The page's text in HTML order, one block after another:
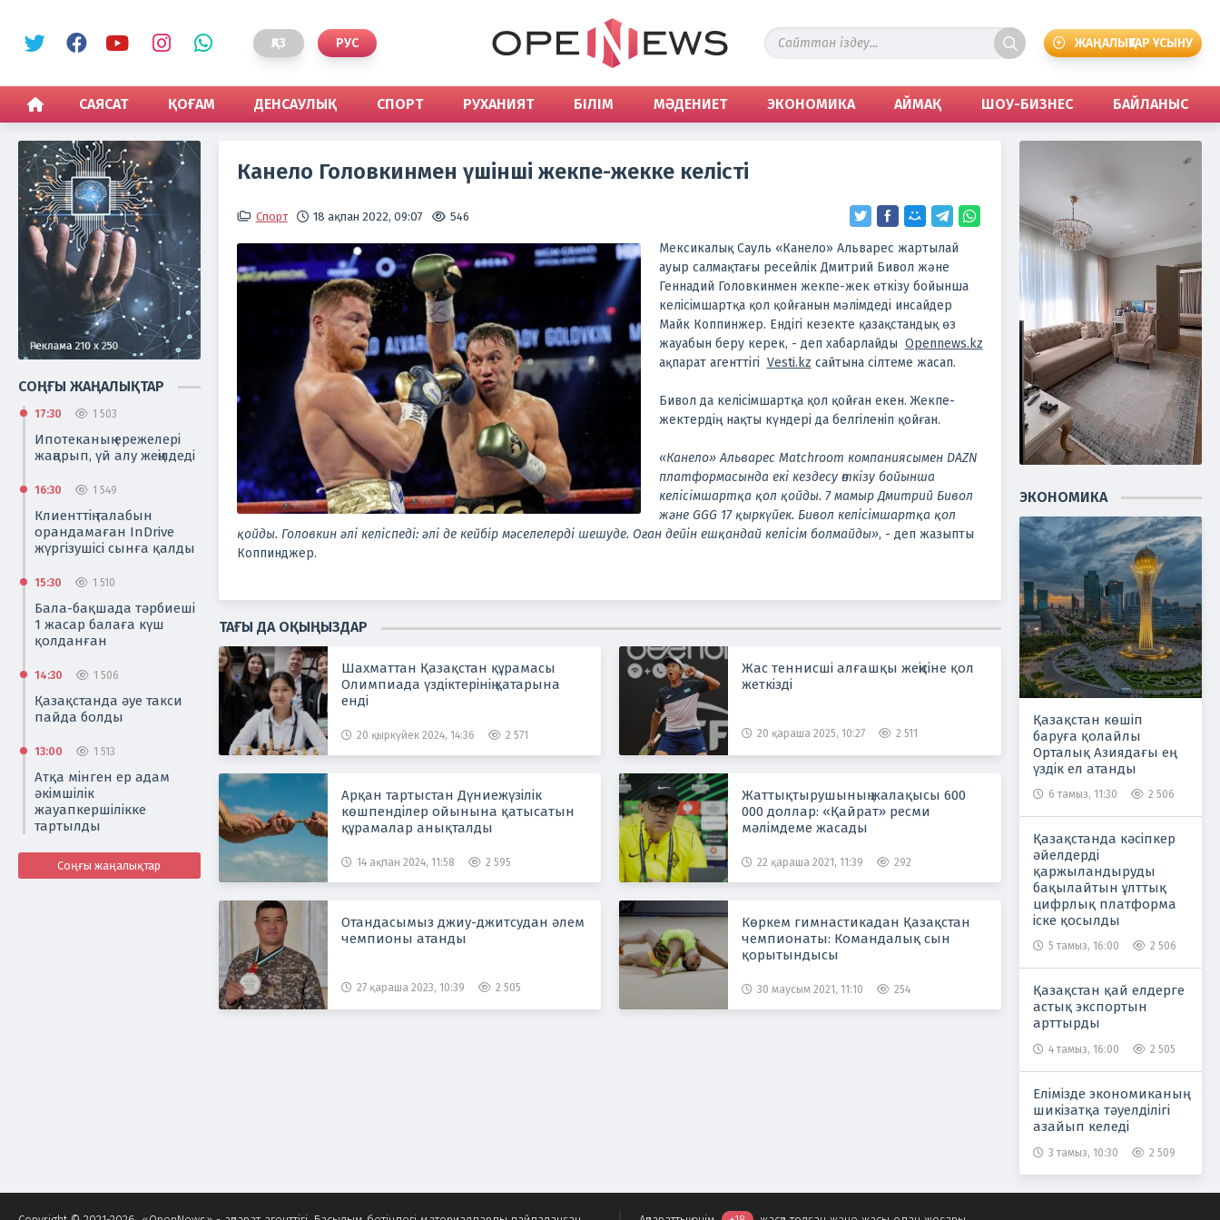
ҚАЗ РУС ЖАҢАЛЫҚТАР ҰСЫНУ
САЯСАТ ҚОҒАМ ДЕНСАУЛЫҚ СПОРТ РУХАНИЯТ БІЛІМ МӘДЕНИЕТ ЭКОНОМИКА АЙМАҚ ШОУ-БИЗНЕС БАЙЛАНЫС
СОҢҒЫ ЖАҢАЛЫҚТАР
17:30 1 503
Ипотеканың ережелері
жаңарып, үй алу жеңілдеді
16:30 1 549
Клиенттің талабын
орандамаған InDrive
жүргізушісі сынға қалды
15:30 1 510
Бала-бақшада тәрбиеші
1 жасар балаға күш
қолданған
14:30 1 506
Қазақстанда әуе такси
пайда болды
13:00 1 513
Атқа мінген ер адам
әкімшілік
жауапкершілікке
тартылды
Соңғы жаңалықтар
Канело Головкинмен үшінші жекпе-жекке келісті
Спорт 18 ақпан 2022, 09:07 546
Мексикалық Сауль «Канело» Альварес жартылай
ауыр салмақтағы ресейлік Дмитрий Бивол және
Геннадий Головкинмен жекпе-жек өткізу бойынша
келісімшартқа қол қойғанын мәлімдеді инсайдер
Майк Коппинжер. Ендігі кезекте қазақстандық өз
жауабын беру керек, - деп хабарлайды Opennews.kz
ақпарат агенттігі Vesti.kz сайтына сілтеме жасап.
Бивол да келісімшартқа қол қойған екен. Жекпе-
жектердің нақты күндері да белгіленіп қойған.
«Канело» Альварес Matchroom компаниясымен DAZN
платформасында екі кездесу өткізу бойынша
келісімшартқа қол қойды. 7 мамыр Дмитрий Бивол
және GGG 17 қыркүйек. Бивол келісімшартқа қол
қойды. Головкин әлі келіспеді: әлі де кейбір мәселелерді шешуде. Оған дейін ешқандай келісім болмайды», - деп жазыпты
Коппинджер.
ТАҒЫ ДА ОҚЫҢЫЗДАР
Шахматтан Қазақстан құрамасы
Олимпиада үздіктерінің қатарына
енді
20 қыркүйек 2024, 14:36 2 571
Жас теннисші алғашқы жеңісіне қол
жеткізді
20 қараша 2025, 10:27 2 511
Арқан тартыстан Дүниежүзілік
көшпенділер ойынына қатысатын
құрамалар анықталды
14 ақпан 2024, 11:58 2 595
Жаттықтырушының жалақысы 600
000 доллар: «Қайрат» ресми
мәлімдеме жасады
22 қараша 2021, 11:39 292
Отандасымыз джиу-джитсудан әлем
чемпионы атанды
27 қараша 2023, 10:39 2 505
Көркем гимнастикадан Қазақстан
чемпионаты: Командалық сын
қорытындысы
30 маусым 2021, 11:10 254
ЭКОНОМИКА
Қазақстан көшіп
баруға қолайлы
Орталық Азиядағы ең
үздік ел атанды
6 тамыз, 11:30 2 506
Қазақстанда кәсіпкер
әйелдерді
қаржыландыруды
бақылайтын ұлттық
цифрлық платформа
іске қосылды
5 тамыз, 16:00 2 506
Қазақстан қай елдерге
астық экспортын
арттырды
4 тамыз, 16:00 2 505
Елімізде экономиканың
шикізатқа тәуелділігі
азайып келеді
3 тамыз, 10:30 2 509